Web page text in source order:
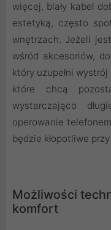
więcej, biały kabel
estetyką, często
wnętrzach. Jeżeli
wśród akcesoriów,
który uzupełni
które chcą
wystarczająco
operowanie
będzie kłopotliwe
Możliwości
komfort